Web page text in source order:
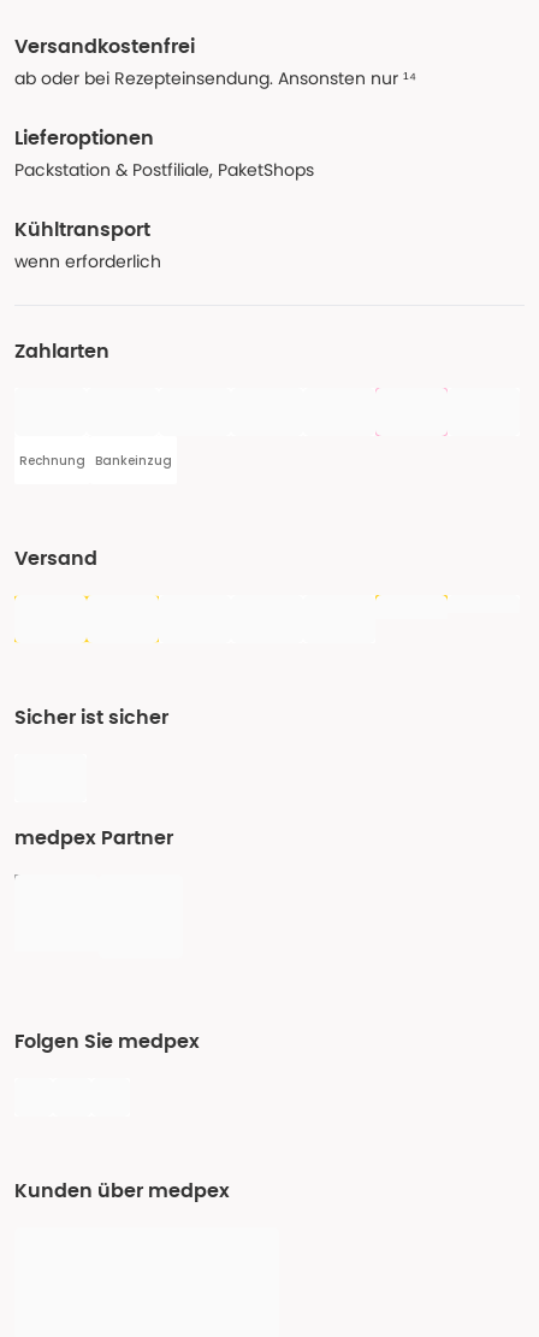
Versandkostenfrei
ab oder bei Rezepteinsendung. Ansonsten nur ¹⁴
Lieferoptionen
Packstation & Postfiliale, PaketShops
Kühltransport
wenn erforderlich
Zahlarten
Rechnung Bankeinzug
Versand
Sicher ist sicher
medpex Partner
Folgen Sie medpex
Kunden über medpex